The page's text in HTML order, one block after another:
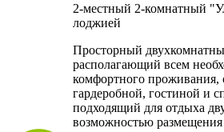
2-местный 2-комнатный
лоджией
Просторный
располагающий всем
комфортного проживания,
гардеробной, гостиной и
подходящий для отдыха
возможностью размещения